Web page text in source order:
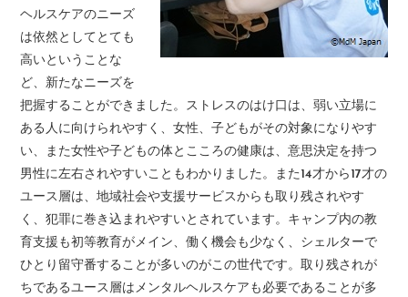
ヘルスケアのニーズ
は依然としてとても
高いということな
ど、新たなニーズを
把握することができました。ストレスのはけ口は、弱い立場に
ある人に向けられやすく、女性、子どもがその対象になりやす
い、また女性や子どもの体とこころの健康は、意思決定を持つ
男性に左右されやすいこともわかりました。また14才から17才の
ユース層は、地域社会や支援サービスからも取り残されやす
く、犯罪に巻き込まれやすいとされています。キャンプ内の教
育支援も初等教育がメイン、働く機会も少なく、シェルターで
ひとり留守番することが多いのがこの世代です。取り残されが
ちであるユース層はメンタルヘルスケアも必要であることが多